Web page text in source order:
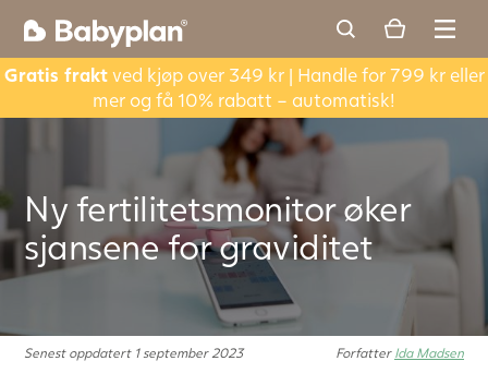
Gratis fraktved kjøp over 349 kr | Handle for 799 kr eller
mer og få 10% rabatt – automatisk!
Ny fertilitetsmonitor øker
sjansene for graviditet
Senest oppdatert 1 september 2023 Forfatter Ida Madsen